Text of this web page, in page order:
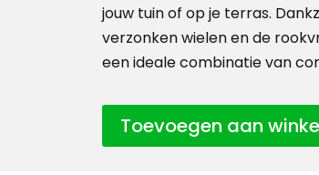
jouw tuin of op je terras.
verzonken wielen en de
een ideale combinatie van
Toevoegen aan